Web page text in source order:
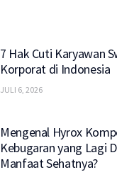
7 Hak Cuti Karyawan
Korporat di Indonesia
JULI 6, 2026
Mengenal Hyrox
Kebugaran yang Lagi
Manfaat Sehatnya?